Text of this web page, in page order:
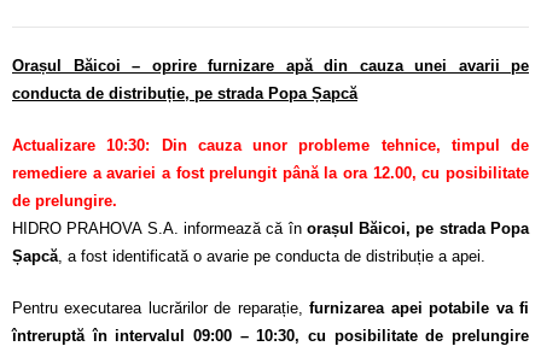
Orașul Băicoi – oprire furnizare apă din cauza unei avarii pe
conducta de distribuție, pe strada Popa Șapcă
Actualizare 10:30: Din cauza unor probleme tehnice, timpul de
remediere a avariei a fost prelungit până la ora 12.00, cu posibilitate
de prelungire.
HIDRO PRAHOVA S.A. informează că în orașul Băicoi, pe strada Popa
Șapcă , a fost identificată o avarie pe conducta de distribuție a apei.
Pentru executarea lucrărilor de reparație,furnizarea apei potabile va fi
întreruptă în intervalul 09:00 – 10:30, cu posibilitate de prelungire